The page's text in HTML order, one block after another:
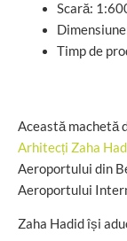
Scară:
Timp de
Această machetă
Arhitecți Zaha
Aeroportului din
Aeroportului
Zaha Hadid își